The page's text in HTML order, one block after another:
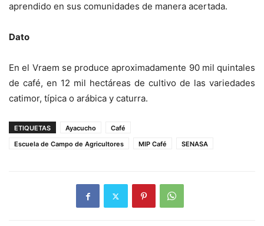
aprendido en sus comunidades de manera acertada.
Dato
En el Vraem se produce aproximadamente 90 mil quintales
de café, en 12 mil hectáreas de cultivo de las variedades
catimor, típica o arábica y caturra.
ETIQUETAS Ayacucho
Café
Escuela de Campo de Agricultores
MIP Café SENASA